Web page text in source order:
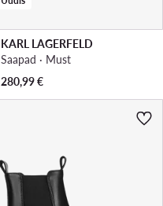
KARL LAGERFELD
Saapad · Must
280,99€